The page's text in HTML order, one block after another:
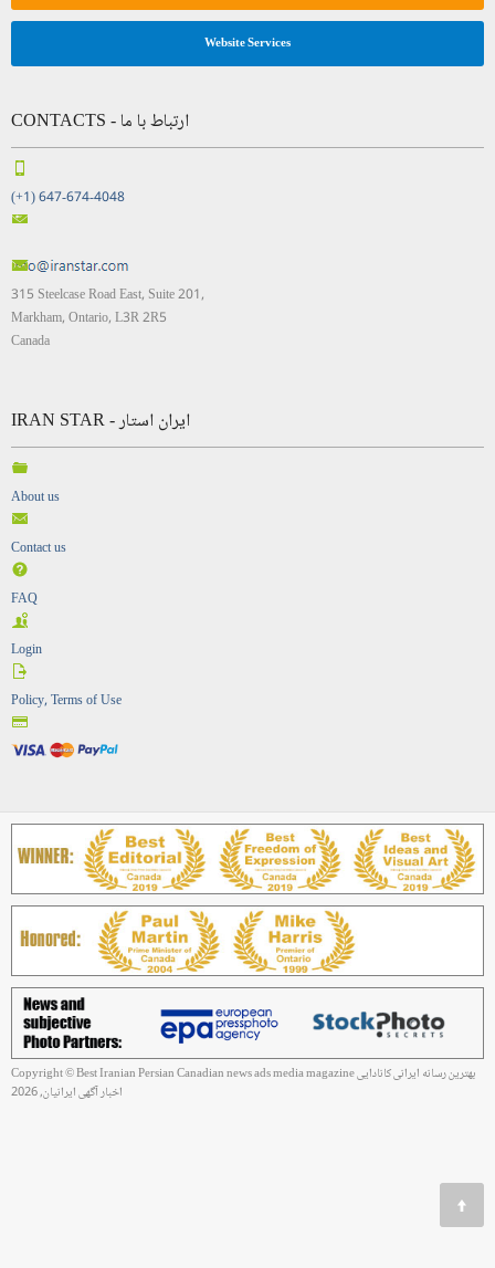
Website Services
CONTACTS - ارتباط با ما
(+1) 647-674-4048
315 Steelcase Road East, Suite 201,
Markham, Ontario, L3R 2R5
Canada
IRAN STAR - ایران استار
About us
Contact us
FAQ
Login
Policy, Terms of Use
Copyright © Best Iranian Persian Canadian news ads media magazine بهترین رسانه ایرانی کانادایی
اخبار آگهی ایرانیان, 2026